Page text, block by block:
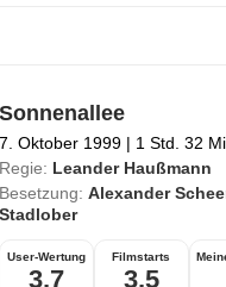
Sonnenallee
7. Oktober 1999 | 1 Std. 32
Regie: Leander Haußmann
Besetzung: Alexander
Stadlober
User-Wertung
3,7
Filmstarts
3,5